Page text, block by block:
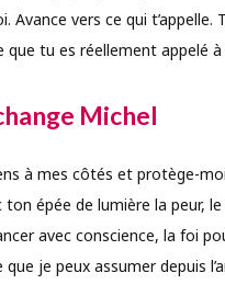
Avance vers ce qui
que tu es réellement appelé à
Michel
à mes côtés et protège-
ton épée de lumière la peur,
avec conscience, la foi
je peux assumer depuis